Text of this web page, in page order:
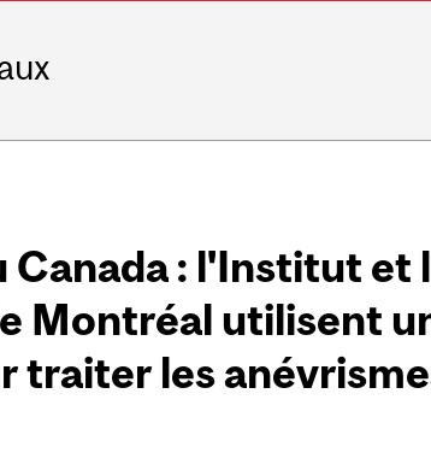
Canada : l'Institut et
Montréal utilisent
traiter les